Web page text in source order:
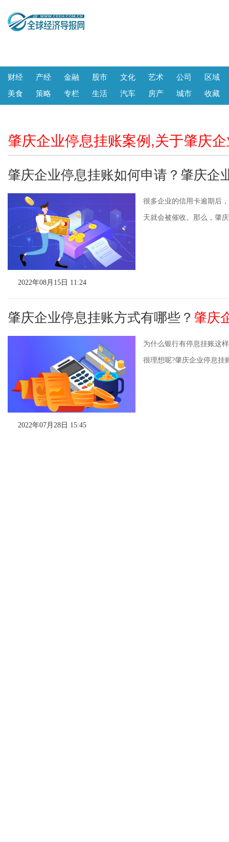
财经 产经 金融 股市 文化 艺术 公司
区域
美食
策略 专栏 生活 汽车 房产 城市 收藏
肇庆企业停息挂账案例,关于肇庆
肇庆企业停息挂账如何申请？肇庆企
很多企业的信用卡逾期后
天就会被催收。那么，肇
2022年08月15日 11:24
肇庆企业停息挂账方式有哪些？ 肇庆
为什么银行有停息挂账这
很理想呢?肇庆企业停息挂
2022年07月28日 15:45